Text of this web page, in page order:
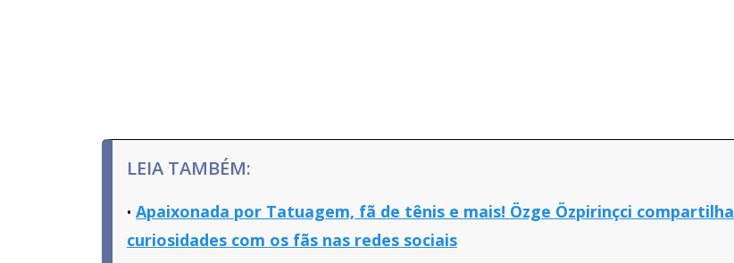
LEIA TAMBÉM:
Apaixonada por Tatuagem, fã de tênis e mais! Özge Özpirinçci compartilha
curiosidades com os fãs nas redes sociais